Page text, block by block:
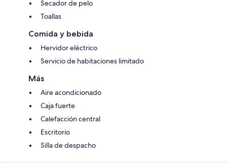
Secador de pelo
Toallas
Comida y bebida
Hervidor eléctrico
Servicio de habitaciones limitado
Más
Aire acondicionado
Caja fuerte
Calefacción central
Escritorio
Silla de despacho